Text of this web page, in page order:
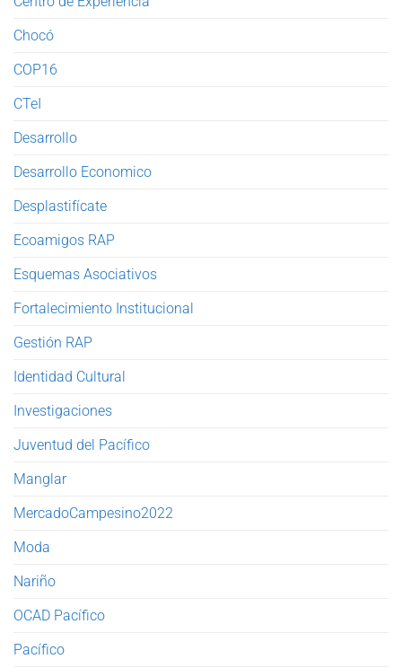
Chocó
COP16
CTeI
Desarrollo
Desarrollo Economico
Desplastifícate
Ecoamigos RAP
Esquemas Asociativos
Fortalecimiento Institucional
Gestión RAP
Identidad Cultural
Investigaciones
Juventud del Pacífico
Manglar
MercadoCampesino2022
Moda
Nariño
OCAD Pacífico
Pacífico